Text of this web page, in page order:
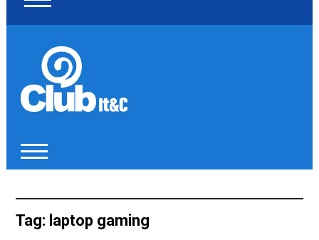
Tag: laptop gaming